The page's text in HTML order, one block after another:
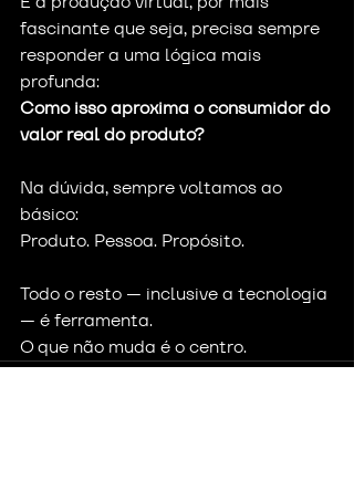
fascinante que seja, precisa sempre
responder a uma lógica mais
profunda:
Como isso aproxima o consumidor do
valor real do produto?
Na dúvida, sempre voltamos ao
básico:
Produto. Pessoa. Propósito.
Todo o resto — inclusive a tecnologia
— é ferramenta.
O que não muda é o centro.